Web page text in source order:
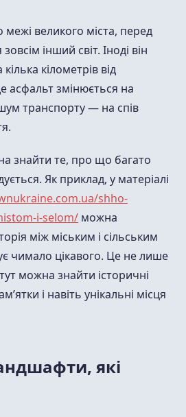
великого міста, перед
інший світ. Іноді він
кілометрів від
асфальт змінюється на
транспорту — на спів
знайти те, про що багато
Як приклад, у матеріалі
shho-
i-selom/ можна
між міським і сільським
чимало цікавого. Це не лише
можна знайти історичні
і навіть унікальні місця
які